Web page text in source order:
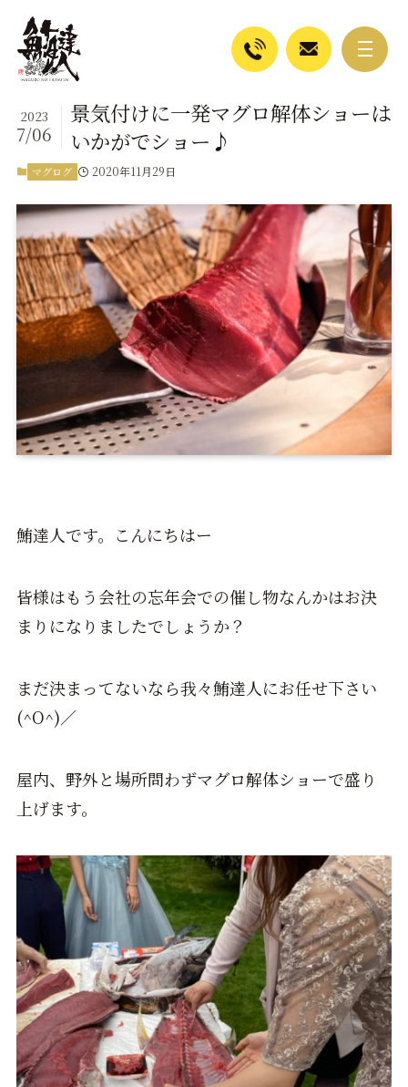
景気付けに一発マグロ解体ショーは
いかがでショー♪
2023
7/06
マグログ 2020年11月29日
鮪達人です。こんにちはー
皆様はもう会社の忘年会での催し物なんかはお決
まりになりましたでしょうか？
まだ決まってないなら我々鮪達人にお任せ下さい
(^O^)／
屋内、野外と場所問わずマグロ解体ショーで盛り
上げます。